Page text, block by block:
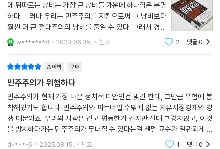
를 위한 공동선(common good)을 되살릴 수 있을까? 승자와 패자만 존
재하게 만드는 능력주의는 해소될 수 있을까?
샌델은 이 답에 접근할 수 있는 두 가지 질문을 건넨다. 최근 수십 년 동안
제에 순응하게 하려면 어떻게 경제를 재구성해야 할까?’이고, 다른 하나는
‘양극화를 누그러뜨리고 효과적인 민주시민으로 거듭날 수 있게 하려면 어
떻게 공적 삶을 재구축해야 할까?’이다. “경제적 강자가 사회에 책임을 지
게 만드는 것과 시민의식을 활성화하는 것, 이 두 가지는 전혀 다른 정치적
작업으로 보일 수도 있다. 전자는 권력과 제도에 관한 것이고, 후자는 정체
성과 이상에 관한 것이기 때문이다. 이 책의 중심 주제는 두 개의 작업이 연
결돼 있다는 것이다.”
에 뒤따르는 낭비는 가장 큰 낭비들 가운데 하나임은 분명
하다. 그러나 우리는 민주주의를 지킴으로써 그 낭비보다
훨씬 더 큰 절대주의의 낭비를 줄일 수 있다. 그래서 경쟁
이 있어야 한다. _p.200 . . 마이클 샌델 책은 항상 생각
을 많이 하게 하는 듯 하다. 우리 사회에서 일어나는 모든
w*******8 2023.06.05. 신고 2 댓글0
종이책 구매
민주주의가 위험하다
민주주의가 현재 가장 나은 정치적 대안인건 맞긴 한데, 그만큼 위험에 봉
착해있기도 합니다. 민주주의와 파트너일 수밖에 없는 자유시장경제와 경
쟁 때문이죠. 우리의 시작은 같고 평등한거 같지만 절대 그렇지않고, 이것
을 방치하다가는 민주주의가 무너질 수 있다는걸 샌델 교수가 일관되게 주
장하고 있죠. 이제는 정말 무언가를 해야할 때입니다.
d*****6 2025.08.15. 신고 1 댓글0